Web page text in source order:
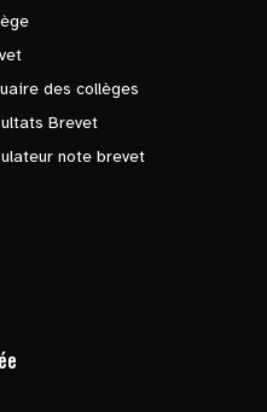
des collèges
Brevet
note brevet